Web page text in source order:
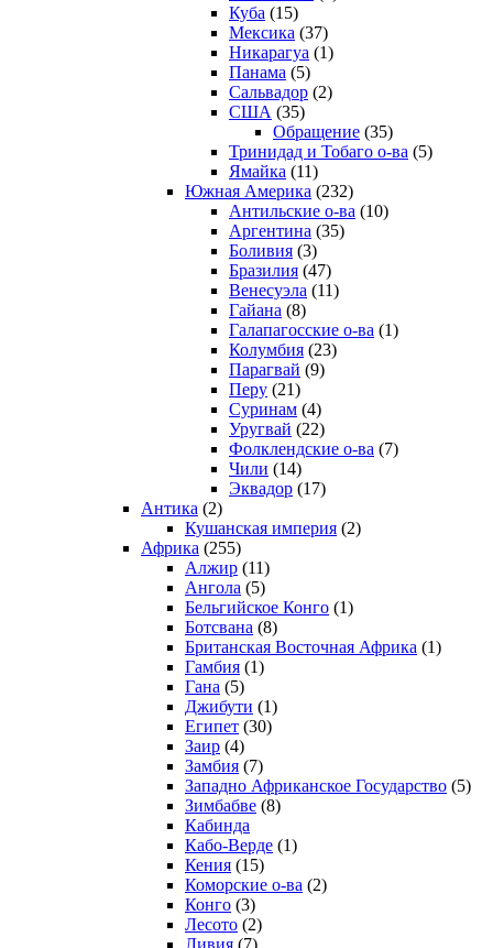
Куба (15)
Мексика (37)
Никарагуа (1)
Панама (5)
Сальвадор (2)
США (35)
Обращение (35)
Тринидад и Тобаго о-ва (5)
Ямайка (11)
Южная Америка (232)
Антильские о-ва (10)
Аргентина (35)
Боливия (3)
Бразилия (47)
Венесуэла (11)
Гайана (8)
Галапагосские о-ва (1)
Колумбия (23)
Парагвай (9)
Перу (21)
Суринам (4)
Уругвай (22)
Фолклендские о-ва (7)
Чили (14)
Эквадор (17)
Антика (2)
Кушанская империя (2)
Африка (255)
Алжир (11)
Ангола (5)
Бельгийское Конго (1)
Ботсвана (8)
Британская Восточная Африка (1)
Гамбия (1)
Гана (5)
Джибути (1)
Египет (30)
Заир (4)
Замбия (7)
Западно Африканское Государство (5)
Зимбабве (8)
Кабинда
Кабо-Верде (1)
Кения (15)
Коморские о-ва (2)
Конго (3)
Лесото (2)
Ливия (7)